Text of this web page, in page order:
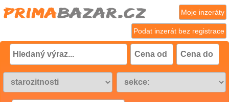
Podat inzerát bez registrace
Moje inzeráty